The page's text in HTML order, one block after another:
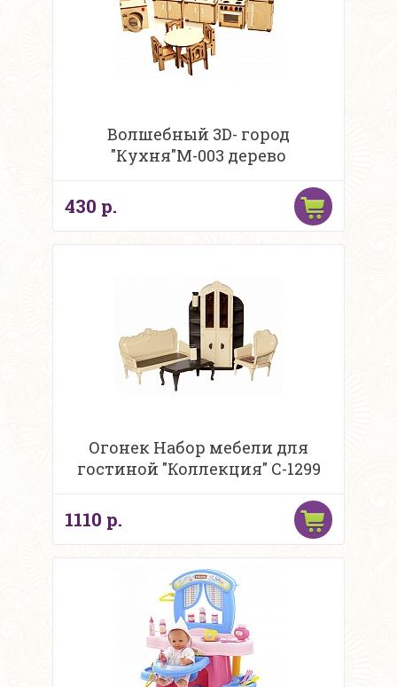
Волшебный 3D- город
"Кухня"М-003 дерево
430 р.
Огонек Набор мебели для
гостиной "Коллекция" С-1299
1110 р.